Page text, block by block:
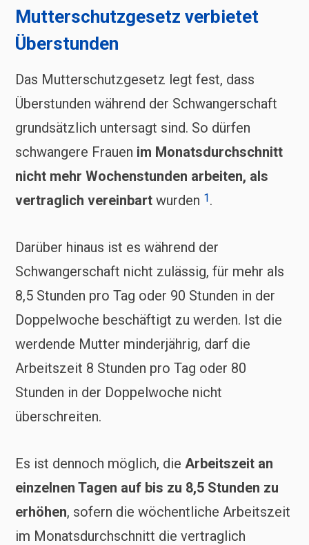
Mutterschutzgesetz verbietet
Überstunden
Das Mutterschutzgesetz legt fest, dass
Überstunden während der Schwangerschaft
grundsätzlich untersagt sind. So dürfen
schwangere Frauen im Monatsdurchschnitt
nicht mehr Wochenstunden arbeiten, als
vertraglich vereinbart wurden 1.
Darüber hinaus ist es während der
Schwangerschaft nicht zulässig, für mehr als
8,5 Stunden pro Tag oder 90 Stunden in der
Doppelwoche beschäftigt zu werden. Ist die
werdende Mutter minderjährig, darf die
Arbeitszeit 8 Stunden pro Tag oder 80
Stunden in der Doppelwoche nicht
überschreiten.
Es ist dennoch möglich, die Arbeitszeit an
einzelnen Tagen auf bis zu 8,5 Stunden zu
erhöhen, sofern die wöchentliche Arbeitszeit
im Monatsdurchschnitt die vertraglich